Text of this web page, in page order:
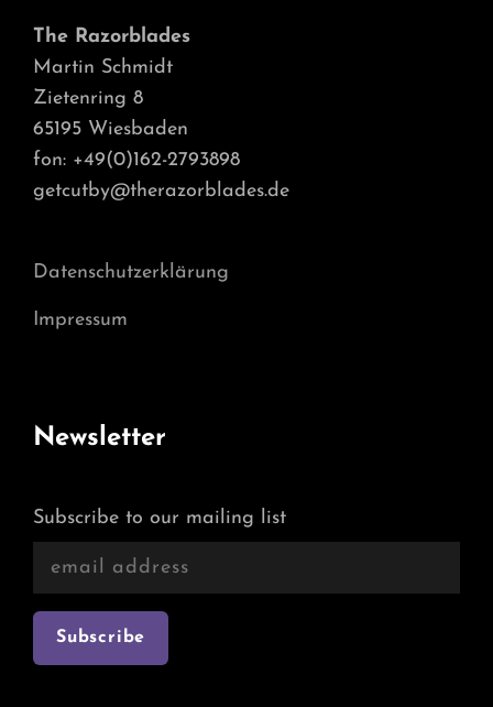
The Razorblades
Martin Schmidt
Zietenring 8
65195 Wiesbaden
fon: +49(0)162-2793898
getcutby@therazorblades.de
Datenschutzerklärung
Impressum
Newsletter
Subscribe to our mailing list